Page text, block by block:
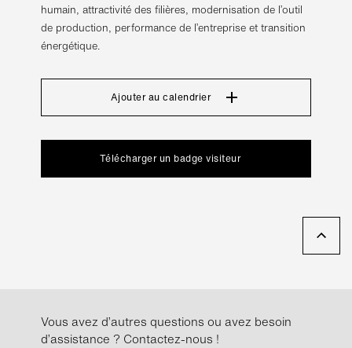
humain, attractivité des filières, modernisation de l’outil
de production, performance de l’entreprise et transition
énergétique.
Ajouter au calendrier
Télécharger un badge visiteur
Vous avez d’autres questions ou avez besoin
d’assistance ? Contactez-nous !